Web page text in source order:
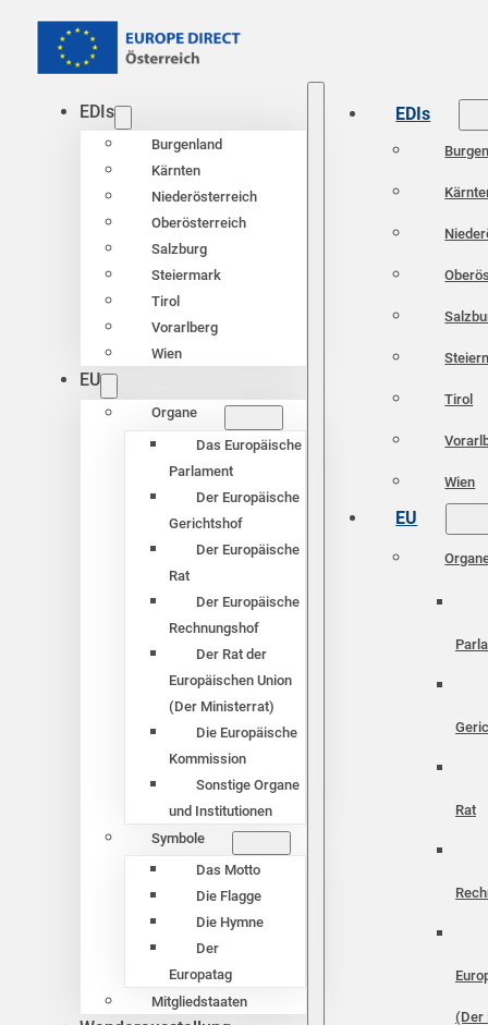
EDIs
Burgenland
Kärnten
Niederösterreich
Oberösterreich
Salzburg
Steiermark
Tirol
Vorarlberg
Wien
EU
Organe
Das Europäische
Parlament
Der Europäische
Gerichtshof
Der Europäische
Rat
Der Europäische
Rechnungshof
Der Rat der
Europäischen Union
(Der Ministerrat)
Die Europäische
Kommission
Sonstige Organe
und Institutionen
Symbole
Das Motto
Die Flagge
Die Hymne
Der
Europatag
Mitgliedstaaten
EDIs
Tirol
Wien
EU
Rat
(Der